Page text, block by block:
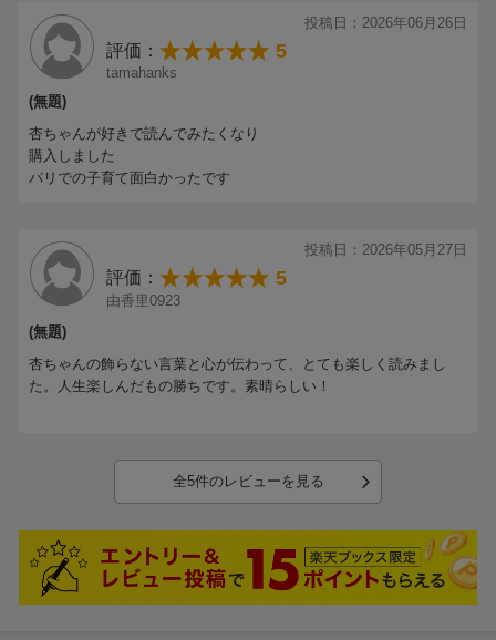
投稿日：2026年06月26日
評価： 5
tamahanks
(無題)
杏ちゃんが好きで読んでみたくなり
購入しました
パリでの子育て面白かったです
投稿日：2026年05月27日
評価： 5
由香里0923
(無題)
杏ちゃんの飾らない言葉と心が伝わって、とても楽しく読みまし
た。人生楽しんだもの勝ちです。素晴らしい！
全5件のレビューを見る